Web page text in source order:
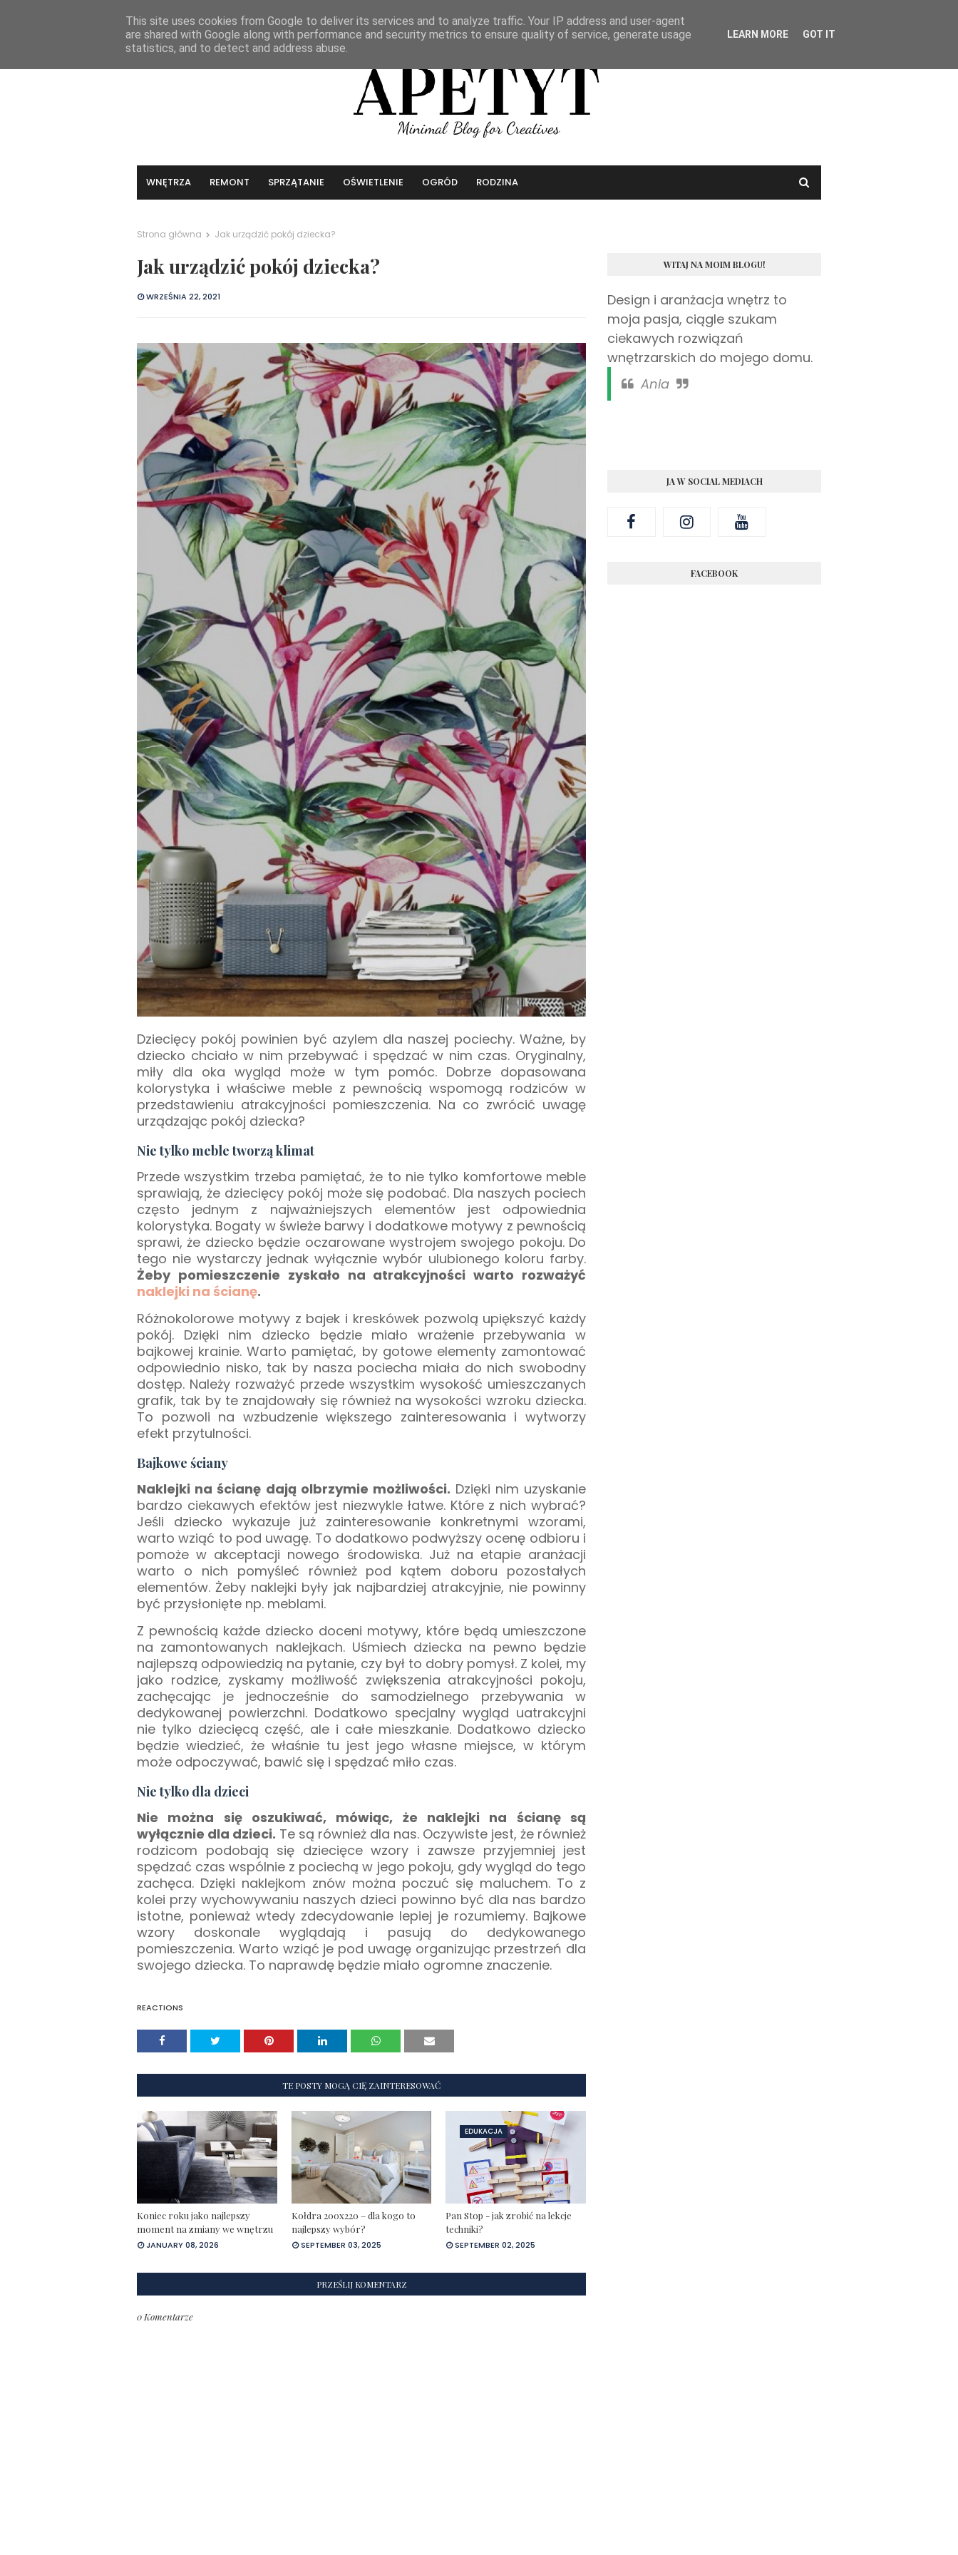
WNĘTRZA REMONT SPRZĄTANIE OŚWIETLENIE OGRÓD RODZINA
Strona główna Jak urządzić pokój dziecka?
Jak urządzić pokój dziecka?
WRZEŚNIA 22, 2021
Dziecięcy pokój powinien być azylem dla naszej pociechy. Ważne, by
dziecko chciało w nim przebywać i spędzać w nim czas. Oryginalny,
miły dla oka wygląd może w tym pomóc. Dobrze dopasowana
kolorystyka i właściwe meble z pewnością wspomogą rodziców w
przedstawieniu atrakcyjności pomieszczenia. Na co zwrócić uwagę
urządzając pokój dziecka?
Nie tylko meble tworzą klimat
Przede wszystkim trzeba pamiętać, że to nie tylko komfortowe meble
sprawiają, że dziecięcy pokój może się podobać. Dla naszych pociech
często jednym z najważniejszych elementów jest odpowiednia
kolorystyka. Bogaty w świeże barwy i dodatkowe motywy z pewnością
sprawi, że dziecko będzie oczarowane wystrojem swojego pokoju. Do
tego nie wystarczy jednak wyłącznie wybór ulubionego koloru farby.
Żeby pomieszczenie zyskało na atrakcyjności warto rozważyć
naklejki na ścianę.
Różnokolorowe motywy z bajek i kreskówek pozwolą upiększyć każdy
pokój. Dzięki nim dziecko będzie miało wrażenie przebywania w
bajkowej krainie. Warto pamiętać, by gotowe elementy zamontować
odpowiednio nisko, tak by nasza pociecha miała do nich swobodny
dostęp. Należy rozważyć przede wszystkim wysokość umieszczanych
grafik, tak by te znajdowały się również na wysokości wzroku dziecka.
To pozwoli na wzbudzenie większego zainteresowania i wytworzy
efekt przytulności.
Bajkowe ściany
Naklejki na ścianę dają olbrzymie możliwości. Dzięki nim uzyskanie
bardzo ciekawych efektów jest niezwykle łatwe. Które z nich wybrać?
Jeśli dziecko wykazuje już zainteresowanie konkretnymi wzorami,
warto wziąć to pod uwagę. To dodatkowo podwyższy ocenę odbioru i
pomoże w akceptacji nowego środowiska. Już na etapie aranżacji
warto o nich pomyśleć również pod kątem doboru pozostałych
elementów. Żeby naklejki były jak najbardziej atrakcyjnie, nie powinny
być przysłonięte np. meblami.
Z pewnością każde dziecko doceni motywy, które będą umieszczone
na zamontowanych naklejkach. Uśmiech dziecka na pewno będzie
najlepszą odpowiedzią na pytanie, czy był to dobry pomysł. Z kolei, my
jako rodzice, zyskamy możliwość zwiększenia atrakcyjności pokoju,
zachęcając je jednocześnie do samodzielnego przebywania w
dedykowanej powierzchni. Dodatkowo specjalny wygląd uatrakcyjni
nie tylko dziecięcą część, ale i całe mieszkanie. Dodatkowo dziecko
będzie wiedzieć, że właśnie tu jest jego własne miejsce, w którym
może odpoczywać, bawić się i spędzać miło czas.
Nie tylko dla dzieci
Nie można się oszukiwać, mówiąc, że naklejki na ścianę są
wyłącznie dla dzieci. Te są również dla nas. Oczywiste jest, że również
rodzicom podobają się dziecięce wzory i zawsze przyjemniej jest
spędzać czas wspólnie z pociechą w jego pokoju, gdy wygląd do tego
zachęca. Dzięki naklejkom znów można poczuć się maluchem. To z
kolei przy wychowywaniu naszych dzieci powinno być dla nas bardzo
istotne, ponieważ wtedy zdecydowanie lepiej je rozumiemy. Bajkowe
wzory doskonale wyglądają i pasują do dedykowanego
pomieszczenia. Warto wziąć je pod uwagę organizując przestrzeń dla
swojego dziecka. To naprawdę będzie miało ogromne znaczenie.
REACTIONS
TE POSTY MOGĄ CIĘ ZAINTERESOWAĆ
Koniec roku jako najlepszy
moment na zmiany we wnętrzu
JANUARY 08, 2026
Kołdra 200x220 – dla kogo to
najlepszy wybór?
SEPTEMBER 03, 2025
EDUKACJA
Pan Stop - jak zrobić na lekcje
techniki?
SEPTEMBER 02, 2025
PRZEŚLIJ KOMENTARZ
0 Komentarze
WITAJ NA MOIM BLOGU!
Design i aranżacja wnętrz to
moja pasja, ciągle szukam
ciekawych rozwiązań
wnętrzarskich do mojego domu.
Ania
JA W SOCIAL MEDIACH
FACEBOOK
This site uses cookies from Google to deliver its services and to analyze traffic. Your IP address and user-agent
are shared with Google along with performance and security metrics to ensure quality of service, generate usage
statistics, and to detect and address abuse.
LEARN MORE GOT IT